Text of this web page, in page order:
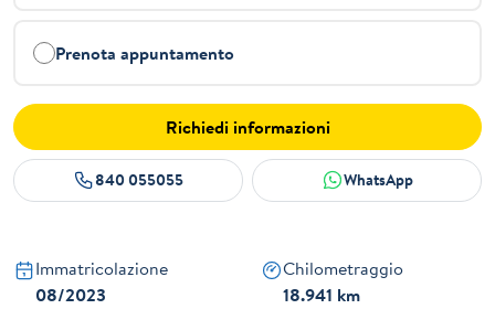
Prenota appuntamento
Richiedi informazioni
840 055055 WhatsApp
Immatricolazione
08/2023
Chilometraggio
18.941 km